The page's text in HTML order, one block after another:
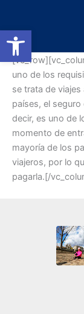
Abrir barra de
contenido
uno de los
se trata de viajes
países, el
decir, es uno de
momento de
mayoría de los
viajeros, por lo
pagarla.[/